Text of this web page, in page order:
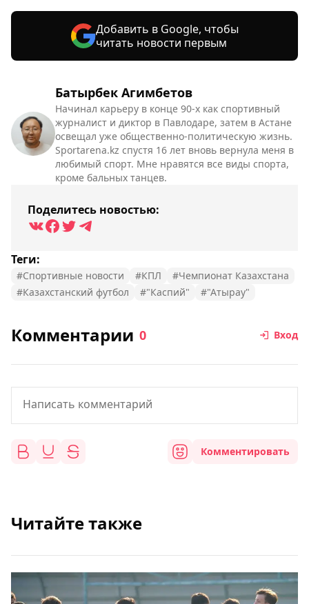
Батырбек Агимбетов
Начинал карьеру в конце 90-х как спортивный
журналист и диктор в Павлодаре, затем в Астане
освещал уже общественно-политическую жизнь.
Sportarena.kz спустя 16 лет вновь вернула меня в
любимый спорт. Мне нравятся все виды спорта,
кроме бальных танцев.
Поделитесь новостью:
Теги:
#Спортивные новости #КПЛ
#Чемпионат Казахстана
#Казахстанский футбол
#"Каспий" #"Атырау"
Добавить в Google, чтобы
читать новости первым
Комментарии 0 Вход
Комментировать
Читайте также